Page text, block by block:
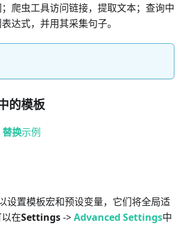
爬虫工具访问链接，提取文本；查询中
达式，并用其采集句子。
的模板
换示例
设置模板宏和预设变量，它们将全局适
在Settings->Advanced Settings中